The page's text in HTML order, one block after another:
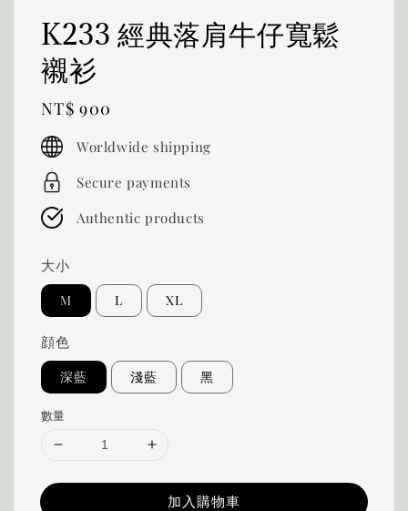
K233 經典落肩牛仔寬鬆
襯衫
Regular
price
NT$ 900
Worldwide shipping
Secure payments
Authentic products
大小
M L XL
顔色
深藍 淺藍 黑
數量
加入購物車